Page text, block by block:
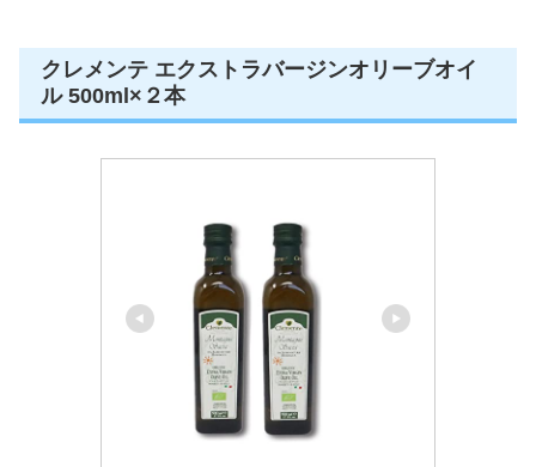
クレメンテ エクストラバージンオリーブオイ
ル 500ml×２本